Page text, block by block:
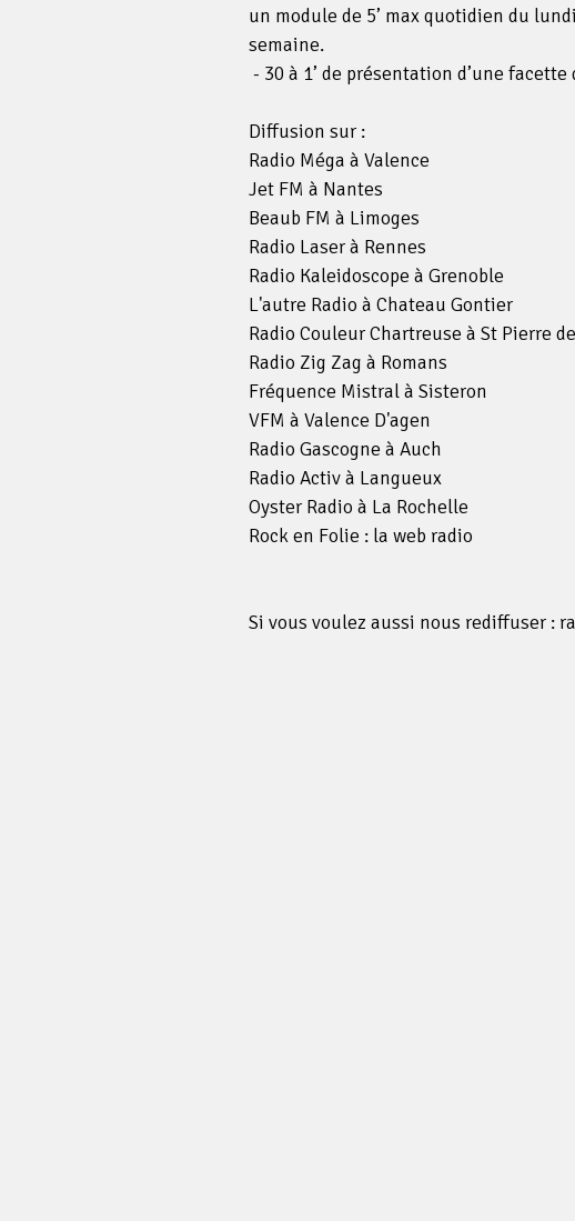
un module de 5’ max quotidien du
semaine.
- 30 à 1’ de présentation d’une
Diffusion sur :
Radio Méga à Valence
Jet FM à Nantes
Beaub FM à Limoges
Radio Laser à Rennes
Radio Kaleidoscope à Grenoble
L'autre Radio à Chateau Gontier
Radio Couleur Chartreuse à St Pierre
Radio Zig Zag à Romans
Fréquence Mistral à Sisteron
VFM à Valence D'agen
Radio Gascogne à Auch
Radio Activ à Langueux
Oyster Radio à La Rochelle
Rock en Folie : la web radio
Si vous voulez aussi nous rediffuser :